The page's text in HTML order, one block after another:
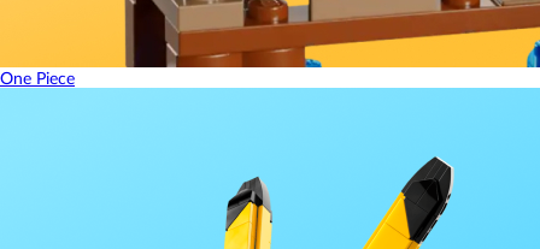
One Piece